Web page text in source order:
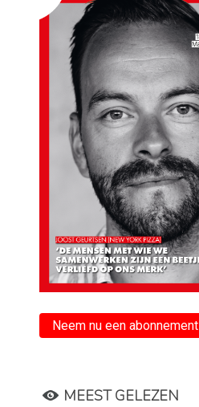
Neem nu een abonnement
MEEST GELEZEN